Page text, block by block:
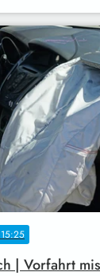
| Vorfahrt